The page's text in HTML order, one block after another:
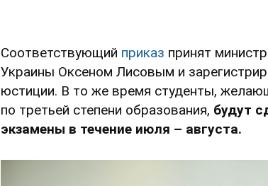
Соответствующий приказ принят
Украины Оксеном Лисовым и
юстиции. В то же время студенты,
по третьей степени образования, будут
экзамены в течение июля – августа.